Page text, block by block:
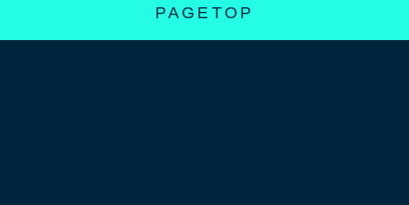
PAGETOP